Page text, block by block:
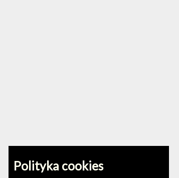
Polityka cookies